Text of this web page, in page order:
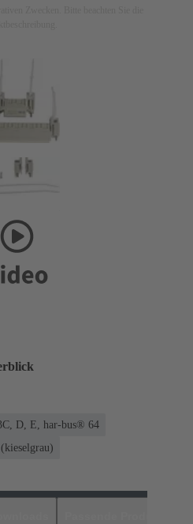
D, E, har-bus® 64